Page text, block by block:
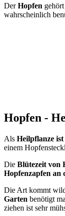
DerHopfen
wahrscheinlich
Hopfen -
Als Heilpflanze
einem
Die Blütezeit von
Hopfenzapfen an
Die Art kommt
Garten benötigt
ziehen ist sehr